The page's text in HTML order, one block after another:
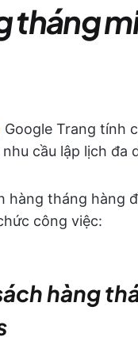
tháng
Google Trang tính
cầu lập lịch đa
hàng tháng hàng
công việc:
hàng